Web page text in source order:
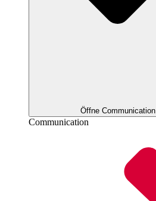
Öffne Communication
Communication